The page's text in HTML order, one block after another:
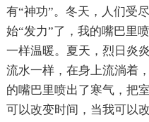
有“神功”。冬天，人们受
始“发力”了，我的嘴巴里
一样温暖。夏天，烈日炎
流水一样，在身上流淌着
的嘴巴里喷出了寒气，把
可以改变时间，当我可以